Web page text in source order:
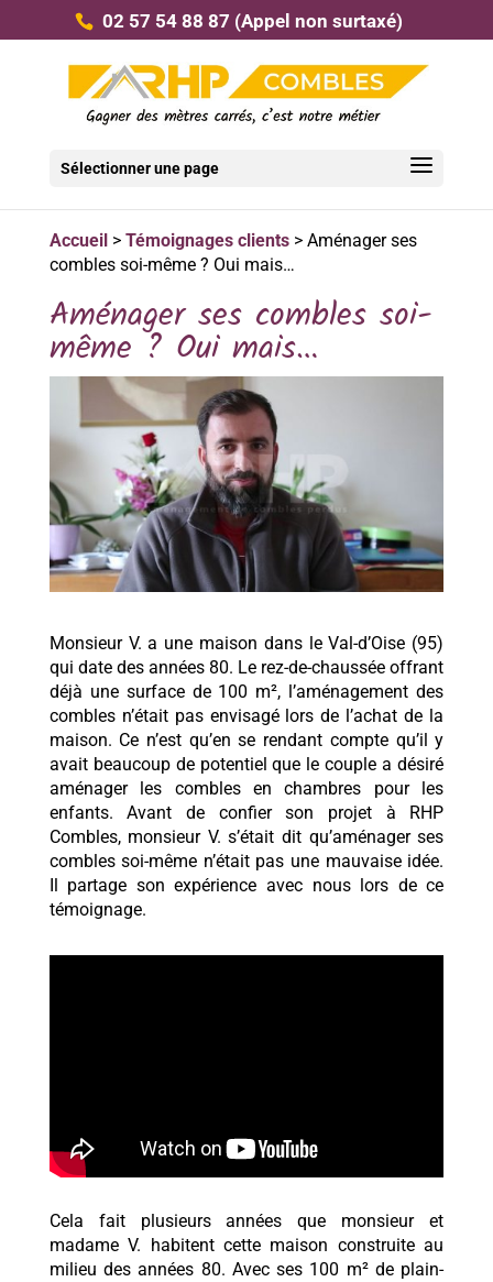
02 57 54 88 87 (Appel non surtaxé)
Sélectionner une page
Accueil> Témoignages clients> Aménager ses
combles soi-même ? Oui mais…
Aménager ses combles soi-
même ? Oui mais…
Monsieur V. a une maison dans le Val-d’Oise (95)
qui date des années 80. Le rez-de-chaussée offrant
déjà une surface de 100 m², l’aménagement des
combles n’était pas envisagé lors de l’achat de la
maison. Ce n’est qu’en se rendant compte qu’il y
avait beaucoup de potentiel que le couple a désiré
aménager les combles en chambres pour les
enfants. Avant de confier son projet à RHP
Combles, monsieur V. s’était dit qu’aménager ses
combles soi-même n’était pas une mauvaise idée.
Il partage son expérience avec nous lors de ce
témoignage.
Cela fait plusieurs années que monsieur et
madame V. habitent cette maison construite au
milieu des années 80. Avec ses 100 m² de plain-